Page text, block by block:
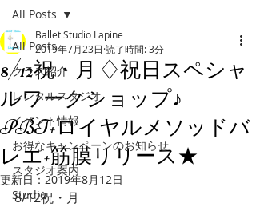
All Posts
クラス紹介
レンタルスタジオ
イベント情報
お得なキャンペーンのお知らせ
スタジオ案内
Studio
All Posts
8/12祝・月 ♢祝日スペシャ
ルワークショップ♪
PBT+ロイヤルメソッドバ
レエ+筋膜リリース★
Ballet Studio Lapine
2019年7月23日 読了時間: 3分
更新日： 2019年8月12日
8/12祝・月